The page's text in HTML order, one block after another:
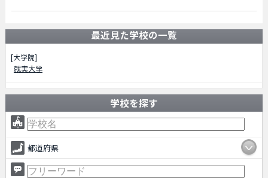
最近見た学校の一覧
[大学院]
就実大学
学校を探す
都道府県